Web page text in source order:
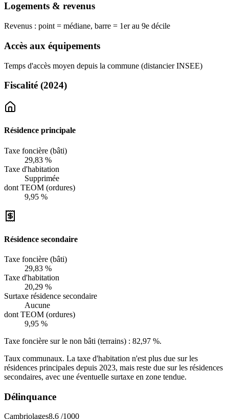
Logements & revenus
Revenus : point = médiane, barre = 1er au 9e décile
Accès aux équipements
Temps d'accès moyen depuis la commune (distancier INSEE)
Fiscalité (2024)
Résidence principale
Taxe foncière (bâti)
29,83 %
Taxe d'habitation
Supprimée
dont TEOM (ordures)
9,95 %
Résidence secondaire
Taxe foncière (bâti)
29,83 %
Taxe d'habitation
20,29 %
Surtaxe résidence secondaire
Aucune
dont TEOM (ordures)
9,95 %
Taxe foncière sur le non bâti (terrains) : 82,97 %.
Taux communaux. La taxe d'habitation n'est plus due sur les
résidences principales depuis 2023, mais reste due sur les résidences
secondaires, avec une éventuelle surtaxe en zone tendue.
Délinquance
Cambriolages8,6 /1000